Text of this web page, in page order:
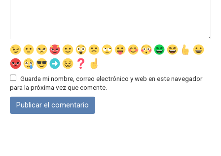
Guarda mi nombre, correo electrónico y web en este navegador
para la próxima vez que comente.